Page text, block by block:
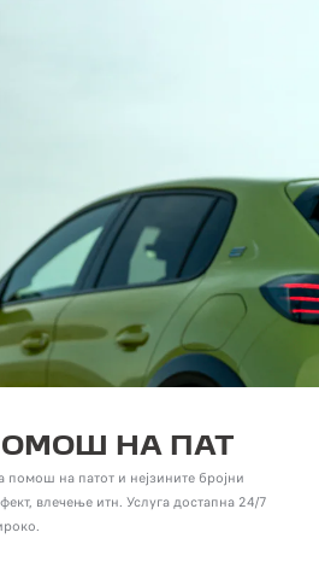
ПОМОШ НА ПАТ
помош на патот и нејзините бројни
влечење итн. Услуга достапна 24/7